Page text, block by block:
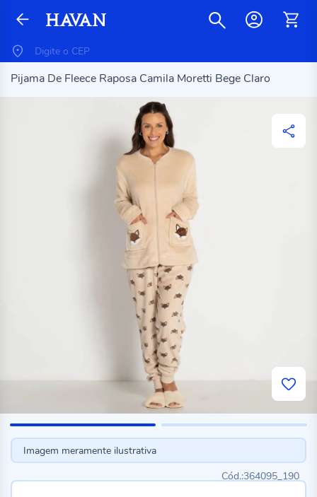
Pijama De Fleece Raposa Camila Moretti Bege Claro
Imagem meramente ilustrativa
364095_190